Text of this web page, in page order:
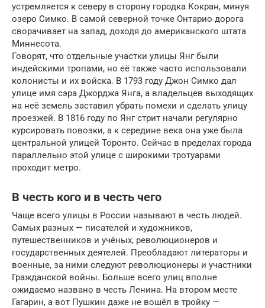
устремляется к северу в сторону городка Кокран, минуя
озеро Симко. В самой северной точке Онтарио дорога
сворачивает на запад, доходя до американского штата
Миннесота.
Говорят, что отдельные участки улицы Янг были
индейскими тропами, но её также часто использовали
колонисты и их войска. В 1793 году Джон Симко дал
улице имя сэра Джорджа Янга, а владельцев выходящих
на неё земель заставил убрать помехи и сделать улицу
проезжей. В 1816 году по Янг стрит начали регулярно
курсировать повозки, а к середине века она уже была
центральной улицей Торонто. Сейчас в пределах города
параллельно этой улице с широкими тротуарами
проходит метро.
В честь кого и в честь чего
Чаще всего улицы в России называют в честь людей.
Самых разных — писателей и художников,
путешественников и учёных, революционеров и
государственных деятелей. Преобладают литераторы и
военные, за ними следуют революционеры и участники
Гражданской войны. Больше всего улиц вполне
ожидаемо названо в честь Ленина. На втором месте
Гагарин, а вот Пушкин даже не вошёл в тройку —